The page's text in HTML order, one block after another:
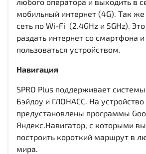
мобильный интернет (4G). Так
сеть по Wi-Fi (2.4GHz и 5GHz).
раздать интернет со смартфона
пользоваться устройством.
Навигация
SPRO Plus поддерживает системы
Бэйдоу и ГЛОНАСС. На устройство
предустановлены программы
Яндекс.Навигатор, с которыми
построить короткий маршрут в
мира.